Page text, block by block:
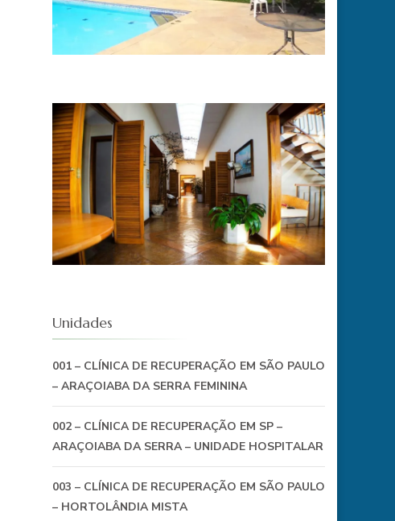
Unidades
001 – CLÍNICA DE RECUPERAÇÃO EM SÃO PAULO
– ARAÇOIABA DA SERRA FEMININA
002 – CLÍNICA DE RECUPERAÇÃO EM SP –
ARAÇOIABA DA SERRA – UNIDADE HOSPITALAR
003 – CLÍNICA DE RECUPERAÇÃO EM SÃO PAULO
– HORTOLÂNDIA MISTA